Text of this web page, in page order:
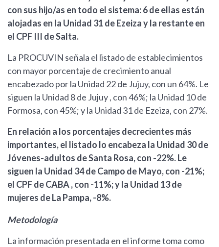
con sus hijo/as en todo el sistema: 6 de ellas están
alojadas en la Unidad 31 de Ezeiza y la restante en
el CPF III de Salta.
La PROCUVIN señala el listado de establecimientos
con mayor porcentaje de crecimiento anual
encabezado por la Unidad 22 de Jujuy, con un 64%. Le
siguen la Unidad 8 de Jujuy , con 46%; la Unidad 10 de
Formosa, con 45%; y la Unidad 31 de Ezeiza, con 27%.
En relación a los porcentajes decrecientes más
importantes, el listado lo encabeza la Unidad 30 de
Jóvenes-adultos de Santa Rosa, con -22%. Le
siguen la Unidad 34 de Campo de Mayo, con -21%;
el CPF de CABA , con -11%; y la Unidad 13 de
mujeres de La Pampa, -8%.
Metodología
La información presentada en el informe toma como